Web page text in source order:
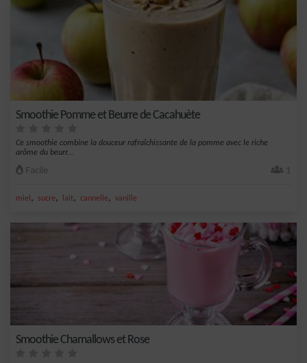
Smoothie Pomme et Beurre de Cacahuète
Ce smoothie combine la douceur rafraîchissante de la pomme avec le riche
arôme du beurr...
Facile 1
miel , sucre, lait, cannelle, vanille
Smoothie Chamallows et Rose